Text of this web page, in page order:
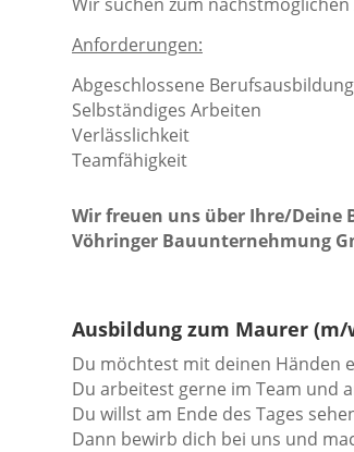
Anforderungen:
Abgeschlossene Berufsausbildung
Selbständiges Arbeiten
Verlässlichkeit
Teamfähigkeit
Wir freuen uns über Ihre/Deine
Vöhringer Bauunternehmung
Ausbildung zum Maurer (m/
Du möchtest mit deinen Händen
Du arbeitest gerne im Team und
Du willst am Ende des Tages
Dann bewirb dich bei uns und